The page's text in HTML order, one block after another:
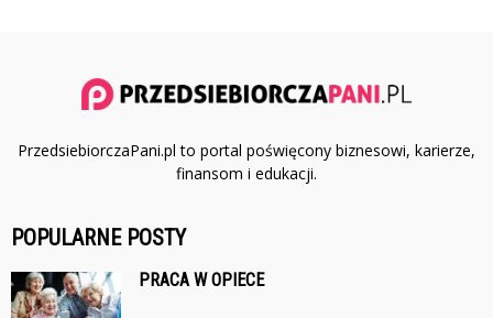
PrzedsiebiorczaPani.pl to portal poświęcony biznesowi, karierze,
finansom i edukacji.
POPULARNE POSTY
PRACA W OPIECE